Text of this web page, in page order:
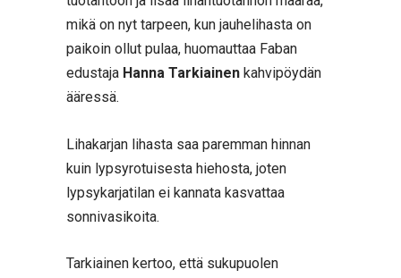
mikä on nyt tarpeen, kun jauhelihasta on
paikoin ollut pulaa, huomauttaa Faban
edustaja Hanna Tarkiainen kahvipöydän
ääressä.
Lihakarjan lihasta saa paremman hinnan
kuin lypsyrotuisesta hiehosta, joten
lypsykarjatilan ei kannata kasvattaa
sonnivasikoita.
Tarkiainen kertoo, että sukupuolen